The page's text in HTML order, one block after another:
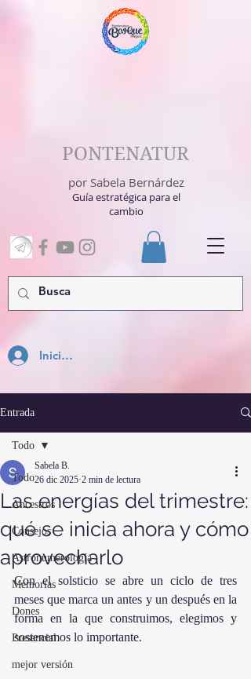
Inicia Sesión
PONTENATUR
por Sabela Bernárdez
Guía estratégica para el
cambio
Entrada
Todo
Ancestros
Consejos
Astronumerología
Memorias
Dones
Presencial
mejor versión
Todo
Las energías del trimestre:
qué se inicia ahora y cómo
aprovecharlo
Sabela B.
26 dic 2025 2 min de lectura
Con el solsticio se abre un ciclo de tres
meses que marca un antes y un después en la
forma en la que construimos, elegimos y
sostenemos lo importante.